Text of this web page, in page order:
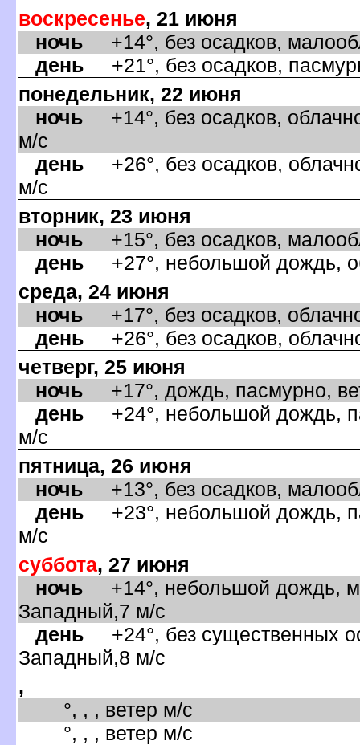
оскресенье, 21 июня
ночь +14°, без осадков,
день +21°, без осадков,
понедельник, 22 июня
ночь +14°, без осадков,
м/с
день +26°, без осадков,
м/с
торник, 23 июня
ночь +15°, без осадков,
день +27°, небольшой дождь,
среда, 24 июня
ночь +17°, без осадков,
день +26°, без осадков,
четверг, 25 июня
ночь +17°, дождь, пасмурно,
день +24°, небольшой дождь,
м/с
пятница, 26 июня
ночь +13°, без осадков,
день +23°, небольшой дождь,
м/с
суббота, 27 июня
ночь +14°, небольшой дождь,
Западный,7 м/с
день +24°, без существенных
Западный,8 м/с
,
°, , , ветер м/с
°, , , ветер м/с